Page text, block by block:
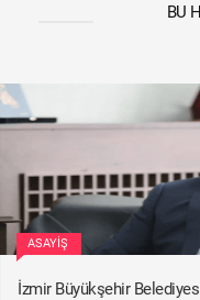
BU
ASAYIŞ
İzmir Büyükşehir